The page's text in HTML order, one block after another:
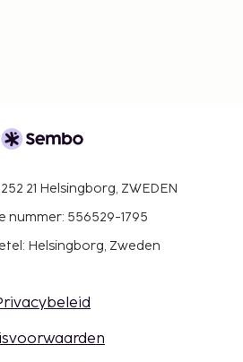
21 Helsingborg, ZWEDEN
nummer: 556529-1795
Helsingborg, Zweden